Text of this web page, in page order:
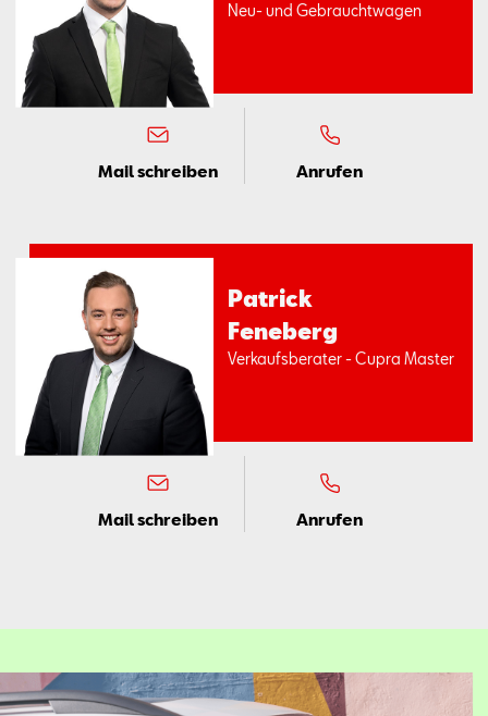
Neu- und Ge­braucht­wa­gen
Mail schreiben Anrufen
Pa­trick
Fe­ne­berg
Ver­kaufs­be­ra­ter - Cup­ra Mas­ter
Mail schreiben Anrufen